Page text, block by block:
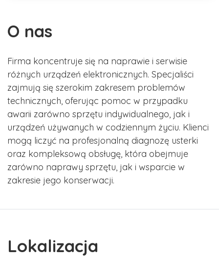
O nas
Firma koncentruje się na naprawie i serwisie
różnych urządzeń elektronicznych. Specjaliści
zajmują się szerokim zakresem problemów
technicznych, oferując pomoc w przypadku
awarii zarówno sprzętu indywidualnego, jak i
urządzeń używanych w codziennym życiu. Klienci
mogą liczyć na profesjonalną diagnozę usterki
oraz kompleksową obsługę, która obejmuje
zarówno naprawy sprzętu, jak i wsparcie w
zakresie jego konserwacji.
Lokalizacja